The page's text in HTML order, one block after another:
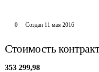
0 Создан 11 мая 2016
Стоимость
353 299,98